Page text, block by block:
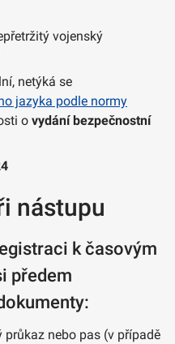
vojenský
netýká se
jazyka podle normy
o vydání bezpečnostní
nástupu
k časovým
předem
nebo pas (v případě